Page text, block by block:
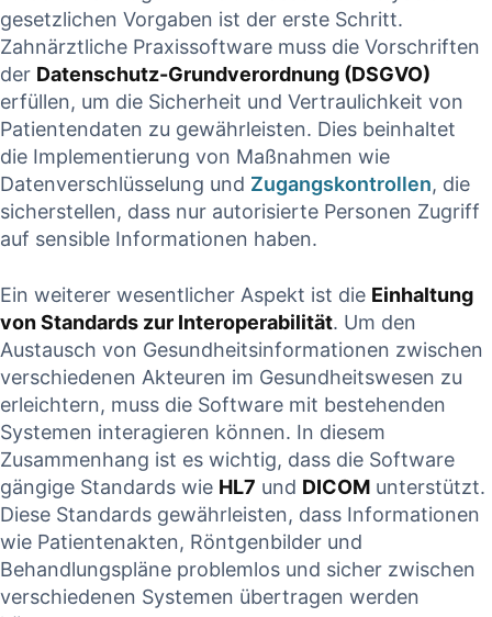
gesetzlichen ‍Vorgaben ist der ⁢erste ‍Schritt.
Zahnärztliche Praxissoftware muss die Vorschriften
der Datenschutz-Grundverordnung (DSGVO)
erfüllen, um die Sicherheit und Vertraulichkeit von
‍Patientendaten zu⁢ gewährleisten. Dies beinhaltet
die Implementierung von Maßnahmen wie
Datenverschlüsselung und⁣ Zugangskontrollen, die‌
sicherstellen, ⁣dass nur autorisierte Personen Zugriff
auf sensible Informationen haben.
Ein weiterer wesentlicher ‌Aspekt ist die Einhaltung
von Standards zur Interoperabilität. ‍Um den⁤
Austausch ‍von Gesundheitsinformationen zwischen
verschiedenen Akteuren im Gesundheitswesen zu
erleichtern,‍ muss die⁢ Software mit bestehenden ​
Systemen interagieren können. In diesem
Zusammenhang⁤ ist es wichtig,⁣ dass die Software
gängige Standards wie HL7 und DICOM ⁤unterstützt.
Diese Standards gewährleisten, dass Informationen
wie⁣ Patientenakten, Röntgenbilder und
Behandlungspläne ⁢problemlos und sicher​ zwischen
verschiedenen Systemen übertragen werden